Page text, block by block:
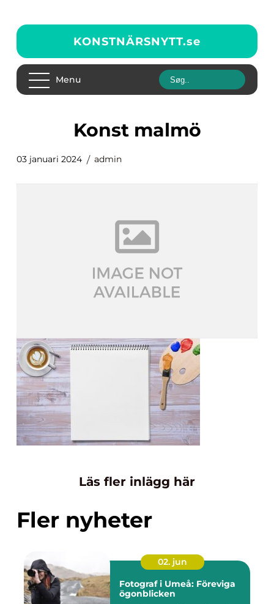
KONSTNÄRSNYTT.se
Menu
konst malmö
03 januari 2024 admin
Läs fler inlägg här
Fler nyheter
02. jun
Fotograf i Umeå: Föreviga
ögonblicken